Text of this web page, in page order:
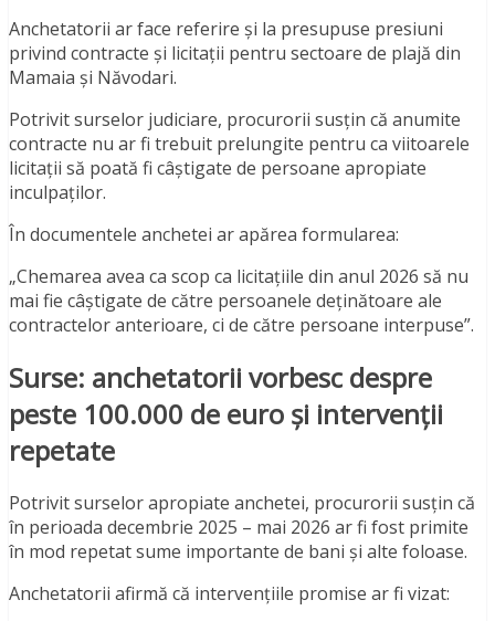
Anchetatorii ar face referire și la presupuse presiuni
privind contracte și licitații pentru sectoare de plajă din
Mamaia și Năvodari.
Potrivit surselor judiciare, procurorii susțin că anumite
contracte nu ar fi trebuit prelungite pentru ca viitoarele
licitații să poată fi câștigate de persoane apropiate
inculpaților.
În documentele anchetei ar apărea formularea:
„Chemarea avea ca scop ca licitațiile din anul 2026 să nu
mai fie câștigate de către persoanele deținătoare ale
contractelor anterioare, ci de către persoane interpuse”.
Surse: anchetatorii vorbesc despre
peste 100.000 de euro și intervenții
repetate
Potrivit surselor apropiate anchetei, procurorii susțin că
în perioada decembrie 2025 – mai 2026 ar fi fost primite
în mod repetat sume importante de bani și alte foloase.
Anchetatorii afirmă că intervențiile promise ar fi vizat: